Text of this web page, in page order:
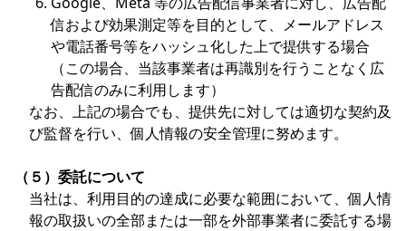
信および効果測定等を目的として、メールアドレス
や電話番号等をハッシュ化した上で提供する場合
（この場合、当該事業者は再識別を行うことなく広
告配信のみに利用します）
なお、上記の場合でも、提供先に対しては適切な契約及
び監督を行い、個人情報の安全管理に努めます。
（５）委託について
当社は、利用目的の達成に必要な範囲において、個人情
報の取扱いの全部または一部を外部事業者に委託する場